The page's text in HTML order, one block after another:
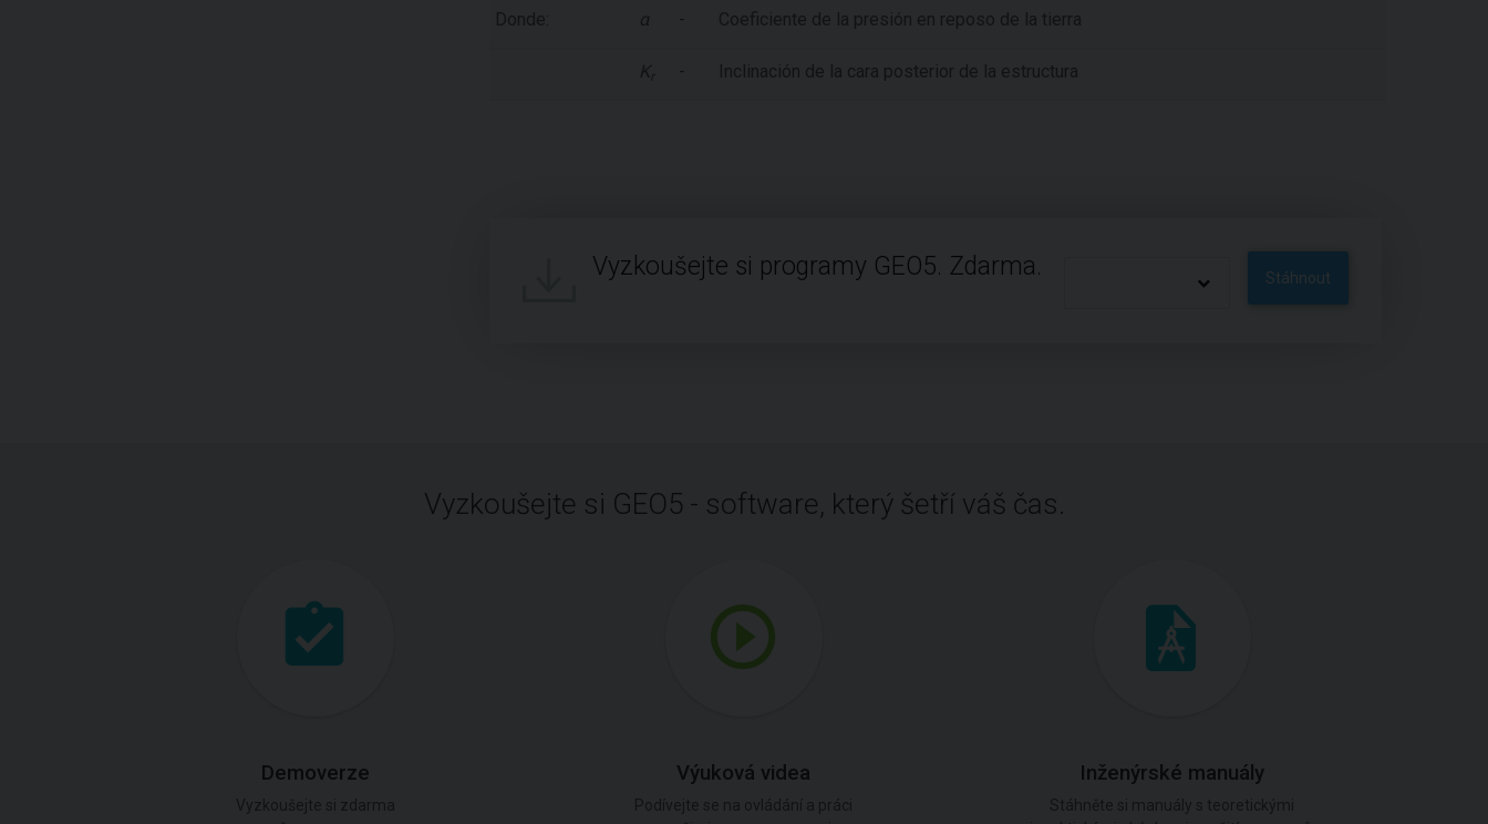
Donde: α - Coeficiente de la presión en reposo de la tierra
Kr - Inclinación de la cara posterior de la estructura
Vyzkoušejte si programy GEO5. Zdarma. Stáhnout
Vyzkoušejte si GEO5 - software, který šetří váš čas.
Demoverze Výuková videa Inženýrské manuály